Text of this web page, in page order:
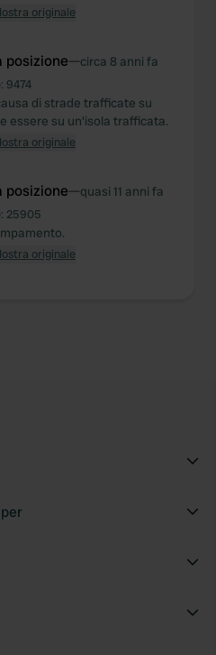
originale
posizione—circa 8 anni fa
9474
di strade trafficate su
essere su un'isola trafficata.
originale
posizione—quasi 11 anni fa
25905
originale